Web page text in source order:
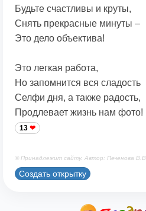
Будьте счастливы и круты,
Снять прекрасные минуты –
Это дело объектива!
Это легкая работа,
Но запомнится вся сладость
Селфи дня, а также радость,
Продлевает жизнь нам фото!
13
© Принадлежит сайту. Автор: Печенова В.В.
Создать открытку